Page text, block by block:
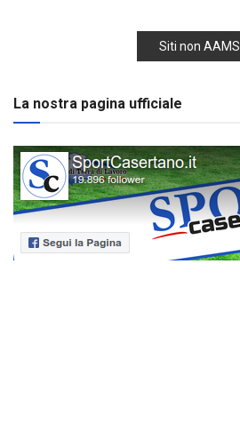
Siti non AAMS
La nostra pagina ufficiale